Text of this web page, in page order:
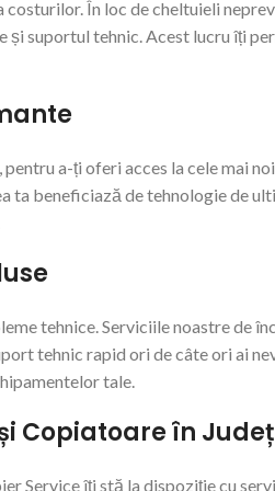
În loc de cheltuieli
și suportul tehnic. Acest lucru îți
a-ți oferi acces la cele mai
ta beneficiază de tehnologie de
tehnice. Serviciile noastre de
tehnic rapid ori de câte ori ai
tale.
Copiatoare în
Service îți stă la dispoziție cu